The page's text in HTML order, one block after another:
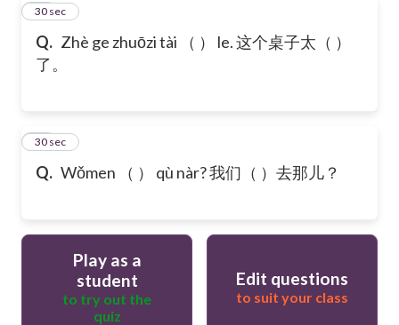
Q. Zhè ge zhuōzi tài （ ） le. 这个桌子太（ ）
了。
21
30 sec
Q. Wǒmen （ ） qù nàr? 我们（ ）去那儿？
22
30 sec
Play as a
student
to try out the
quiz
Edit questions
to suit your class